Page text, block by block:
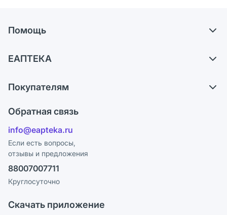
Помощь
Самовывоз из аптек
Ответы на вопросы
Блог
ЕАПТЕКА
Карьера
Поставщики
Лицензия
Реклама на сайте
Ваши товары на ЕАПТЕКЕ
Покупателям
Программа СберСпасибо
Политика конфиденциальности
Пользовательское соглашение
Политика рекомендаций
Этика и соответствие
Обратная связь
info@eapteka.ru
Если есть вопросы,
отзывы и предложения
88007007711
Круглосуточно
Скачать приложение